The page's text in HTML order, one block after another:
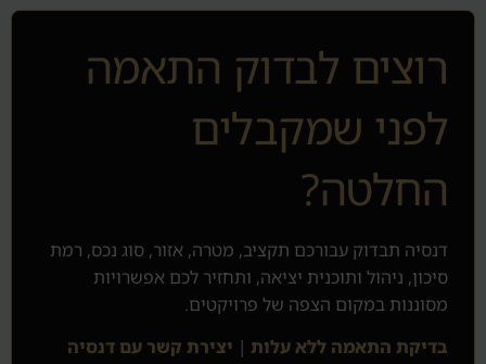
רוצים לבדוק התאמה
לפני שמקבלים
החלטה?
דנסיה תבדוק עבורכם תקציב, מטרה, אזור, סוג נכס, רמת
סיכון, ניהול ותוכנית יציאה, ותחזיר לכם אפשרויות
מסוננות במקום הצפה של פרויקטים.
בדיקת התאמה ללא עלות | יצירת קשר עם דנסיה